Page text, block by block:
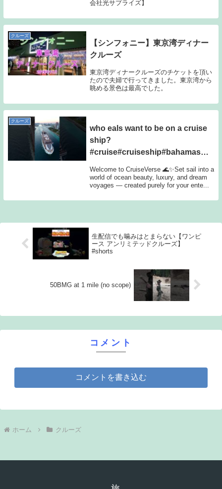
会社光サプライズ】
クルーズ
【シンフォニー】東京湾ディナー
クルーズ
東京湾ディナークルーズのチケットを頂い
たので夫婦で行ってきました。東京湾から
眺める景色は最高でした。
クルーズ
who eals want to be on a cruise
ship?
#cruise#cruiseship#bahamas#c
Welcome to CruiseVerse 🌊✨Set sail into a
world of ocean beauty, luxury, and dream
voyages — created purely for your ente...
生配信でも噛みはとまらない【ワンピ
ース アンリミテッドクルーズ】
#shorts
50BMG at 1 mile (no scope)
コメント
コメントを書き込む
ホーム クルーズ